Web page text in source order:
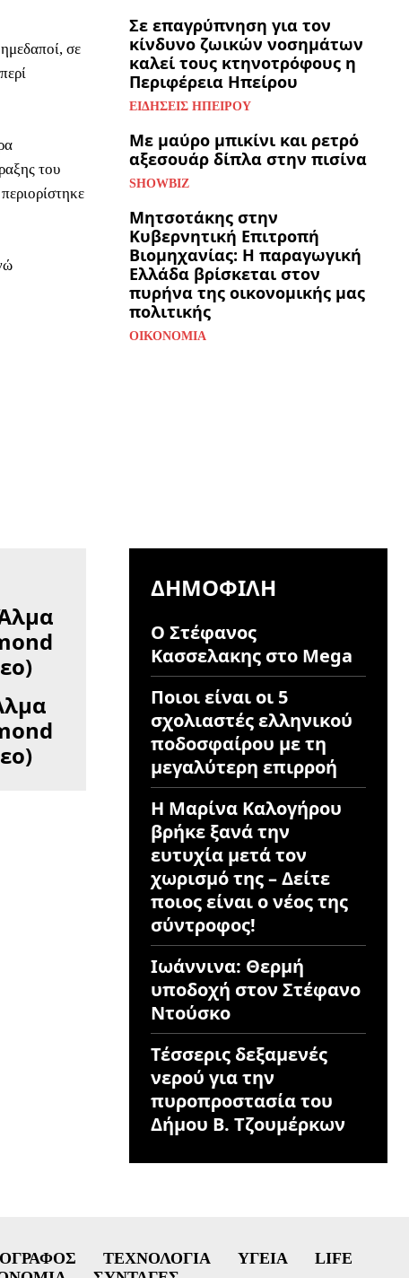
σε
του
Σε επαγρύπνηση για τον
κίνδυνο ζωικών νοσημάτων
καλεί τους κτηνοτρόφους η
Περιφέρεια Ηπείρου
ΕΙΔΉΣΕΙΣ ΗΠΕΊΡΟΥ
Με μαύρο μπικίνι και ρετρό
αξεσουάρ δίπλα στην πισίνα
SHOWBIZ
Μητσοτάκης στην
Κυβερνητική Επιτροπή
Βιομηχανίας: Η παραγωγική
Ελλάδα βρίσκεται στον
πυρήνα της οικονομικής μας
πολιτικής
ΟΙΚΟΝΟΜΊΑ
ΔΗΜΟΦΙΛΉ
Ο Στέφανος
Κασσελακης στο Mega
Ποιοι είναι οι 5
σχολιαστές ελληνικού
ποδοσφαίρου με τη
μεγαλύτερη επιρροή
Η Μαρίνα Καλογήρου
βρήκε ξανά την
ευτυχία μετά τον
χωρισμό της – Δείτε
ποιος είναι ο νέος της
σύντροφος!
Ιωάννινα: Θερμή
υποδοχή στον Στέφανο
Ντούσκο
Τέσσερις δεξαμενές
νερού για την
πυροπροστασία του
Δήμου Β. Τζουμέρκων
ΤΕΧΝΟΛΟΓΊΑ ΥΓΕΊΑ
LIFE